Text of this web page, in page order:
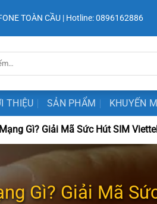
TOÀN CẦU | Hotline: 0896162886
THIỆU SẢN PHẨM KHUYẾN
Gì? Giải Mã Sức Hút SIM
Gì? Giải Mã